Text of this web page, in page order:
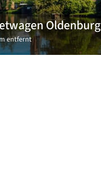
Oldenburg
entfernt